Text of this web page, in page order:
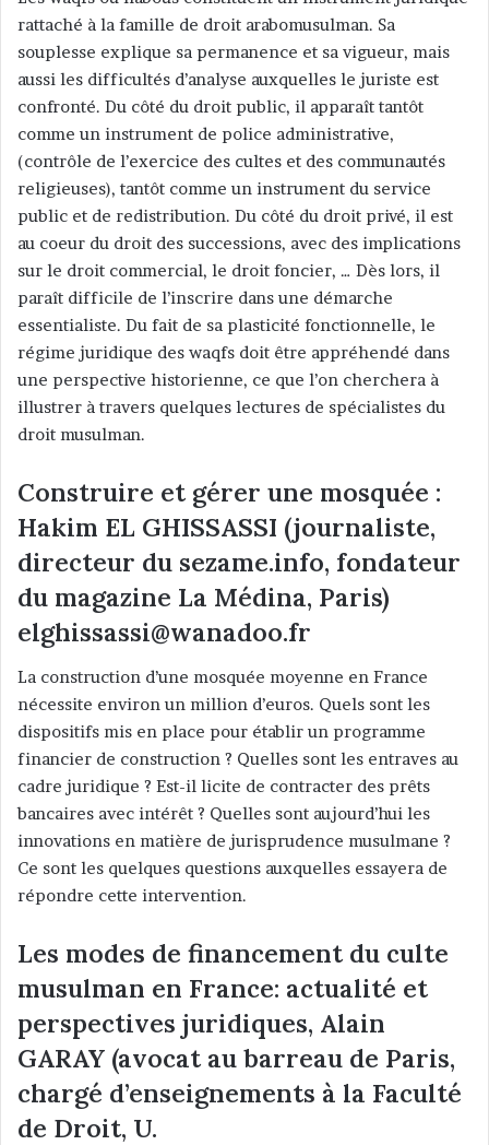
rattaché à la famille de droit arabomusulman. Sa
souplesse explique sa permanence et sa vigueur, mais
aussi les difficultés d’analyse auxquelles le juriste est
confronté. Du côté du droit public, il apparaît tantôt
comme un instrument de police administrative,
(contrôle de l’exercice des cultes et des communautés
religieuses), tantôt comme un instrument du service
public et de redistribution. Du côté du droit privé, il est
au coeur du droit des successions, avec des implications
sur le droit commercial, le droit foncier, … Dès lors, il
paraît difficile de l’inscrire dans une démarche
essentialiste. Du fait de sa plasticité fonctionnelle, le
régime juridique des waqfs doit être appréhendé dans
une perspective historienne, ce que l’on cherchera à
illustrer à travers quelques lectures de spécialistes du
droit musulman.
Construire et gérer une mosquée :
Hakim EL GHISSASSI (journaliste,
directeur du sezame.info, fondateur
du magazine La Médina, Paris)
elghissassi@wanadoo.fr
La construction d’une mosquée moyenne en France
nécessite environ un million d’euros. Quels sont les
dispositifs mis en place pour établir un programme
financier de construction ? Quelles sont les entraves au
cadre juridique ? Est-il licite de contracter des prêts
bancaires avec intérêt ? Quelles sont aujourd’hui les
innovations en matière de jurisprudence musulmane ?
Ce sont les quelques questions auxquelles essayera de
répondre cette intervention.
Les modes de financement du culte
musulman en France: actualité et
perspectives juridiques, Alain
GARAY (avocat au barreau de Paris,
chargé d’enseignements à la Faculté
de Droit, U.